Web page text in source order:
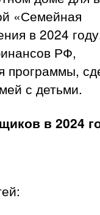
«Семейная
в 2024
РФ,
программы,
с детьми.
в 2024